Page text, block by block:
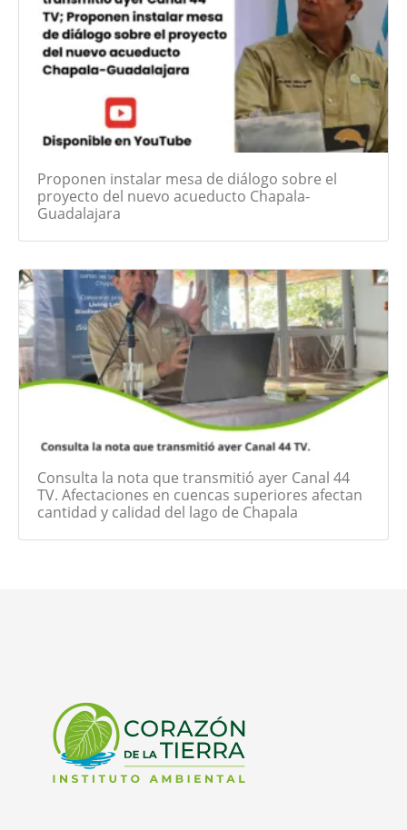
Proponen instalar mesa de diálogo sobre el
proyecto del nuevo acueducto Chapala-
Guadalajara
Consulta la nota que transmitió ayer Canal 44
TV. Afectaciones en cuencas superiores afectan
cantidad y calidad del lago de Chapala